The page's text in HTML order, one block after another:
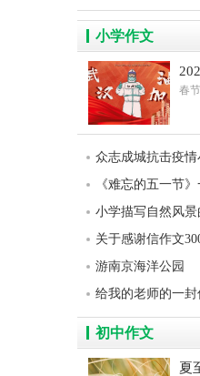
小学作文
春
众志成城抗击疫
《难忘的五一节
小学描写自然风
关于感谢信作文
游南京海洋公园
给我的老师的一封
初中作文
夏